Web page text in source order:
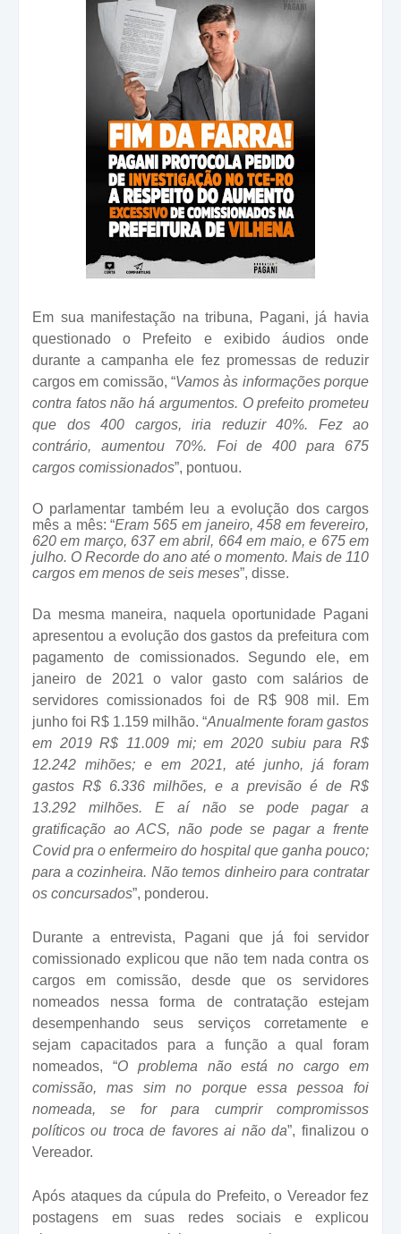
Em sua manifestação na tribuna, Pagani, já havia
questionado o Prefeito e exibido áudios onde
durante a campanha ele fez promessas de reduzir
cargos em comissão, “Vamos às informações porque
contra fatos não há argumentos. O prefeito prometeu
que dos 400 cargos, iria reduzir 40%. Fez ao
contrário, aumentou 70%. Foi de 400 para 675
cargos comissionados”, pontuou.
O parlamentar também leu a evolução dos cargos
mês a mês: “Eram 565 em janeiro, 458 em fevereiro,
620 em março, 637 em abril, 664 em maio, e 675 em
julho. O Recorde do ano até o momento. Mais de 110
cargos em menos de seis meses”, disse.
Da mesma maneira, naquela oportunidade Pagani
apresentou a evolução dos gastos da prefeitura com
pagamento de comissionados. Segundo ele, em
janeiro de 2021 o valor gasto com salários de
servidores comissionados foi de R$ 908 mil. Em
junho foi R$ 1.159 milhão. “Anualmente foram gastos
em 2019 R$ 11.009 mi; em 2020 subiu para R$
12.242 mihões; e em 2021, até junho, já foram
gastos R$ 6.336 milhões, e a previsão é de R$
13.292 milhões. E aí não se pode pagar a
gratificação ao ACS, não pode se pagar a frente
Covid pra o enfermeiro do hospital que ganha pouco;
para a cozinheira. Não temos dinheiro para contratar
os concursados”, ponderou.
Durante a entrevista, Pagani que já foi servidor
comissionado explicou que não tem nada contra os
cargos em comissão, desde que os servidores
nomeados nessa forma de contratação estejam
desempenhando seus serviços corretamente e
sejam capacitados para a função a qual foram
nomeados, “O problema não está no cargo em
comissão, mas sim no porque essa pessoa foi
nomeada, se for para cumprir compromissos
políticos ou troca de favores ai não da”, finalizou o
Vereador.
Após ataques da cúpula do Prefeito, o Vereador fez
postagens em suas redes sociais e explicou